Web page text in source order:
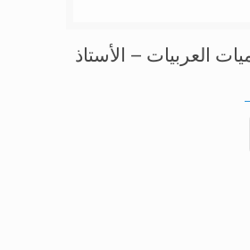
العربيات – الأستاذ